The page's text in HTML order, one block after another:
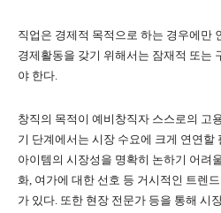
직업은 경제적 목적으로 하는 경우에만
경제활동을 갖기 위해서는 잠재적 또는
야 한다.
창직의 목적이 예비창직자 스스로의 고
기 단계에서는 시장 수요에 크게 연연할
아이템의 시장성을 명확히 논하기 어려
화, 여가에 대한 선호 등 거시적인 트렌
가 있다. 또한 현장 전문가 등을 통해 시